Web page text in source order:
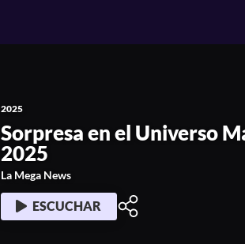
2025
Sorpresa en el Universo
2025
La Mega News
ESCUCHAR